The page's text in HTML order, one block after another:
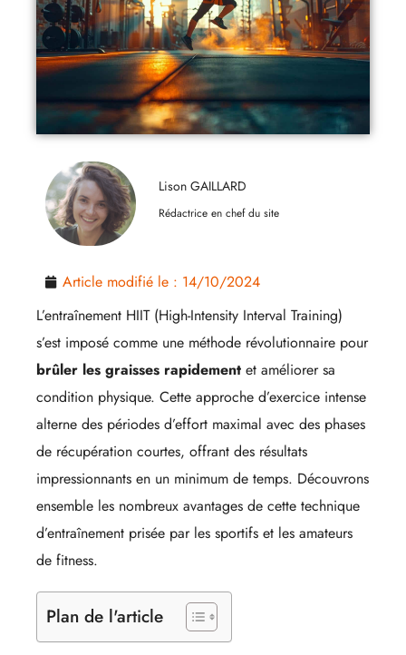
Lison GAILLARD
Rédactrice en chef du site
Article modifié le : 14/10/2024
L’entraînement HIIT (High-Intensity Interval Training)
s’est imposé comme une méthode révolutionnaire pour
brûler les graisses rapidement et améliorer sa
condition physique. Cette approche d’exercice intense
alterne des périodes d’effort maximal avec des phases
de récupération courtes, offrant des résultats
impressionnants en un minimum de temps. Découvrons
ensemble les nombreux avantages de cette technique
d’entraînement prisée par les sportifs et les amateurs
de fitness.
Plan de l'article